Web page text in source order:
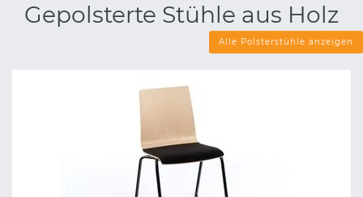
Gepolsterte Stühle aus Holz
Alle Polsterstühle anzeigen